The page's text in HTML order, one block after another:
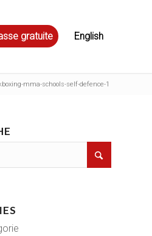
gratuite English
mma-schools-self-defence-1